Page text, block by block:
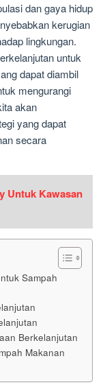
dan gaya hidup
kerugian
lingkungan.
untuk
dapat diambil
mengurangi
akan
yang dapat
secara
Untuk Kawasan
Sampah
Berkelanjutan
Makanan